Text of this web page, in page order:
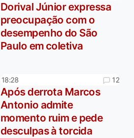
Dorival Júnior expressa
preocupação com o
desempenho do São
Paulo em coletiva
18:28 12
Após derrota Marcos
Antonio admite
momento ruim e pede
desculpas à torcida